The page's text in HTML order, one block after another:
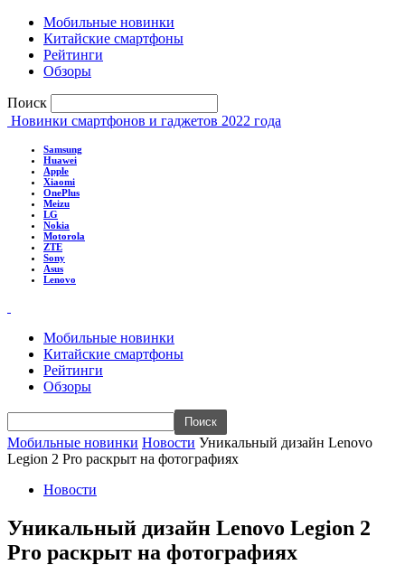
Мобильные новинки
Китайские смартфоны
Рейтинги
Обзоры
Поиск
Новинки смартфонов и гаджетов 2022 года
Samsung
Huawei
Apple
Xiaomi
OnePlus
Meizu
LG
Nokia
Motorola
ZTE
Sony
Asus
Lenovo
Мобильные новинки
Китайские смартфоны
Рейтинги
Обзоры
Мобильные новинки Новости Уникальный дизайн Lenovo
Legion 2 Pro раскрыт на фотографиях
Новости
Уникальный дизайн Lenovo Legion 2
Pro раскрыт на фотографиях